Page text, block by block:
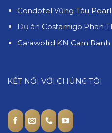
Condotel Vũng Tàu Pearl
Dự án Costamigo Phan
Carawolrd KN Cam Ranh
KẾT NỐI VỚI CHÚNG TÔI